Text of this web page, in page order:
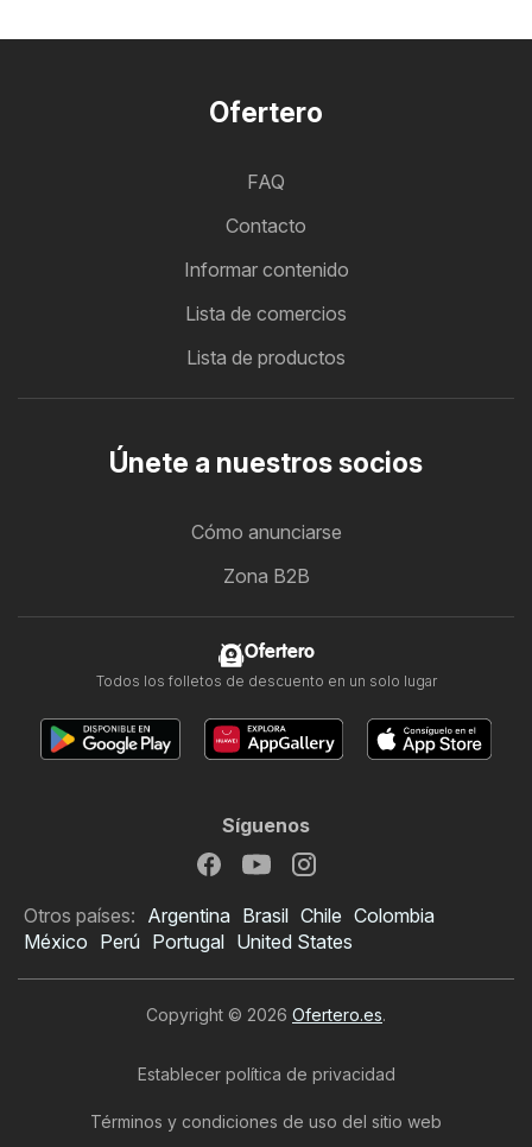
Ofertero
FAQ
Contacto
Informar contenido
Lista de comercios
Lista de productos
Únete a nuestros socios
Cómo anunciarse
Zona B2B
Ofertero
Todos los folletos de descuento en un solo lugar
Síguenos
Otros países: Argentina Brasil Chile Colombia
México Perú Portugal United States
Copyright © 2026 Ofertero.es.
Establecer política de privacidad
Términos y condiciones de uso del sitio web